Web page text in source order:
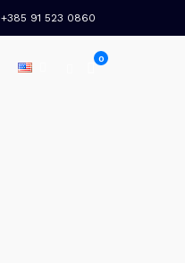
+385 91 523 0860
0